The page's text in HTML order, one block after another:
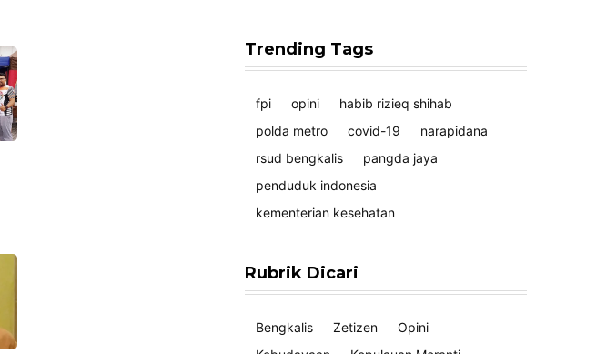
Trending Tags
fpi opini
habib rizieq shihab
polda metro
covid-19
narapidana
rsud bengkalis
pangda jaya
penduduk indonesia
kementerian kesehatan
Rubrik Dicari
Bengkalis Zetizen
Opini